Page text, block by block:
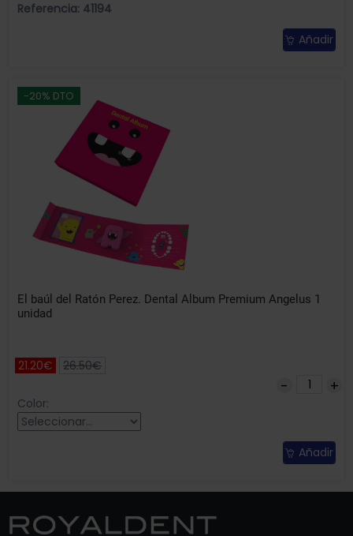
Referencia: 41194
Añadir
-20% DTO
El baúl del Ratón Perez. Dental Album Premium Angelus 1
unidad
21.20€ 26.50€
Color:
Añadir